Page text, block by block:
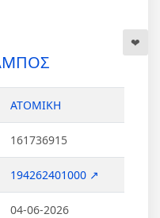
ΑΤΟΜΙΚΗ
161736915
194262401000 ↗
04-06-2026